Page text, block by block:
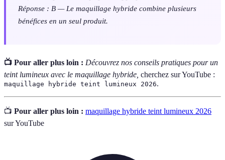
Réponse : B — Le maquillage hybride combine plusieurs
bénéfices en un seul produit.
📺 Pour aller plus loin : Découvrez nos conseils pratiques pour un
teint lumineux avec le maquillage hybride, cherchez sur YouTube :
maquillage hybride teint lumineux 2026.
📺 Pour aller plus loin : maquillage hybride teint lumineux 2026
sur YouTube